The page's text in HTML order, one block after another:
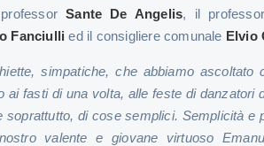
professorSante De Angelis, il
Fanciulli ed il consigliere comunale Elvio
simpatiche, che abbiamo ascoltato
ai fasti di una volta, alle feste di danzatori
soprattutto, di cose semplici. Semplicità e
valente e giovane virtuoso